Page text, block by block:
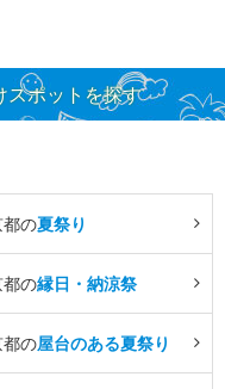
スポットを探す
の夏祭り
の縁日・納涼祭
の屋台のある夏祭り